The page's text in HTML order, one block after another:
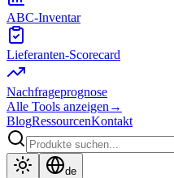
ABC-Inventar
Lieferanten-Scorecard
Nachfrageprognose
Alle Tools anzeigen →
BlogRessourcenKontakt
de